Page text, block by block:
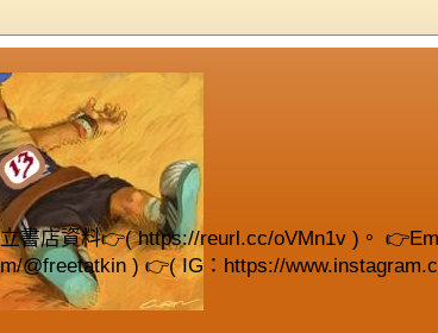
書店資料👉( https://reurl.cc/oVMn1v )。
@freetatkin ) 👉( IG：https://